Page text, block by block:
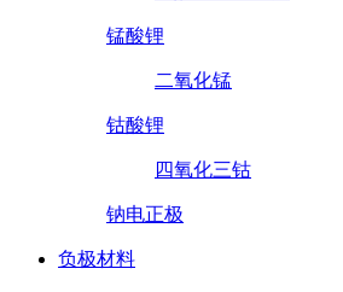
锰酸锂
二氧化锰
钴酸锂
四氧化三钴
钠电正极
负极材料